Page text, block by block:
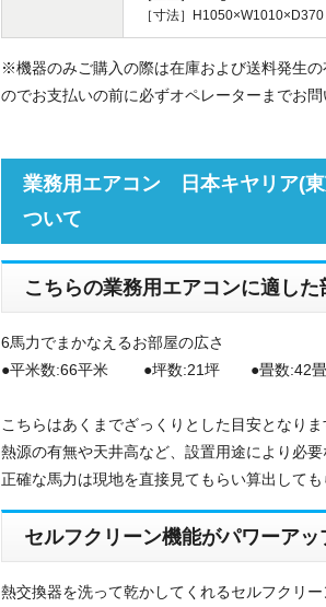
［寸法］
※機器のみご購入の際は在庫および送料発生
のでお支払いの前に必ずオペレーターまでお問
業務用エアコン 日本キヤリア(
ついて
こちらの業務用エアコンに適した
6馬力でまかなえるお部屋の広さ
●平米数:66平米 ●坪数:21坪 ●畳数:42畳
こちらはあくまでざっくりとした目安となりま
熱源の有無や天井高など、設置用途により必要
正確な馬力は現地を直接見てもらい算出しても
セルフクリーン機能がパワーア
熱交換器を洗って乾かしてくれるセルフクリ